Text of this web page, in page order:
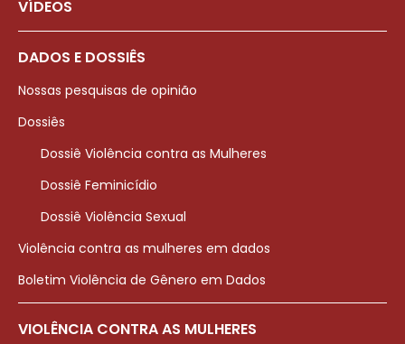
VÍDEOS
DADOS E DOSSIÊS
Nossas pesquisas de opinião
Dossiês
Dossiê Violência contra as Mulheres
Dossiê Feminicídio
Dossiê Violência Sexual
Violência contra as mulheres em dados
Boletim Violência de Gênero em Dados
VIOLÊNCIA CONTRA AS MULHERES